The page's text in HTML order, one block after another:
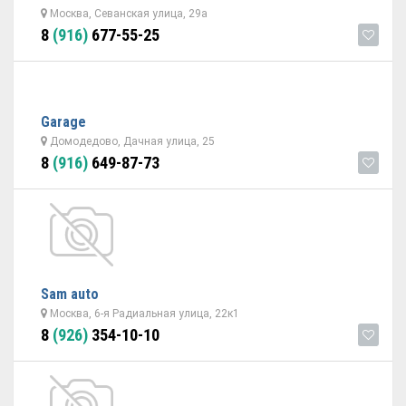
Москва, Севанская улица, 29а
8 (916) 677-55-25
Garage
Домодедово, Дачная улица, 25
8 (916) 649-87-73
Sam auto
Москва, 6-я Радиальная улица, 22к1
8 (926) 354-10-10